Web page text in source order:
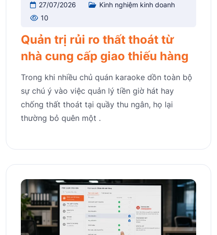
27/07/2026
Kinh nghiệm kinh doanh
10
Quản trị rủi ro thất thoát từ
nhà cung cấp giao thiếu hàng
Trong khi nhiều chủ quán karaoke dồn toàn bộ
sự chú ý vào việc quản lý tiền giờ hát hay
chống thất thoát tại quầy thu ngân, họ lại
thường bỏ quên một .